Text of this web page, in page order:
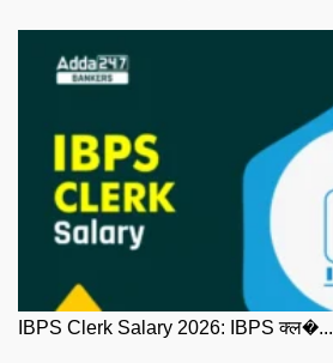
IBPS Clerk Salary 2026: IBPS क्ल�...